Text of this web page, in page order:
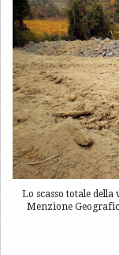
Lo scasso totale
Menzione